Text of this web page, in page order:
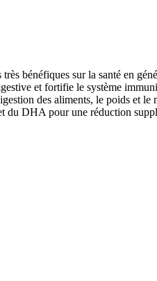
bénéfiques sur la santé en
et fortifie le système
des aliments, le poids et
du DHA pour une réduction